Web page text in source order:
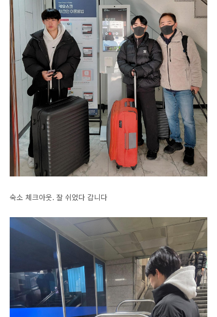
숙소 체크아웃. 잘 쉬었다 갑니다